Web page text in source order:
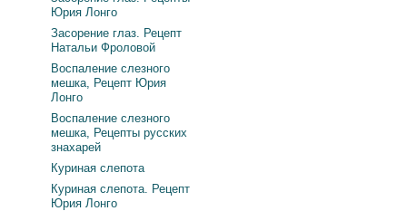
Юрия Лонго
Засорение глаз. Рецепт
Натальи Фроловой
Воспаление слезного
мешка, Рецепт Юрия
Лонго
Воспаление слезного
мешка, Рецепты русских
знахарей
Куриная слепота
Куриная слепота. Рецепт
Юрия Лонго